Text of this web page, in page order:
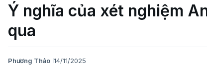
Ý nghĩa của xét nghiệm
qua
Phương Thảo 14/11/2025